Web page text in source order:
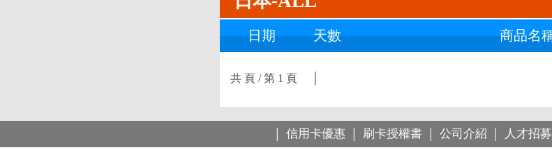
信用卡優惠 刷卡授權書 公司介紹 人才招募